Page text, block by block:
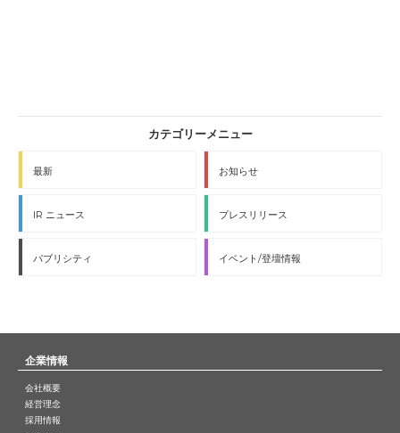
最新 お知らせ
IR ニュース プレスリリース
パブリシティ イベント/登壇情報
企業情報
会社概要
経営理念
採用情報